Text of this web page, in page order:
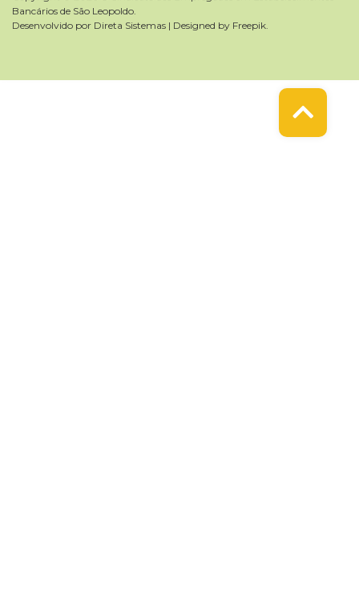
Bancários de São Leopoldo.
Desenvolvido por Direta Sistemas | Designed by Freepik